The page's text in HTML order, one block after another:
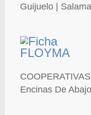
Guijuelo |
Encinas De